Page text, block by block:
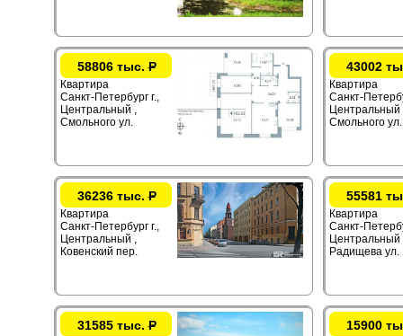
58806 тыс.Р
Квартира
Санкт-Петербург г.,
Центральный ,
Смольного ул.
43002
Квартира
Санкт-
Центральный
Смольного ул.
36236 тыс.Р
Квартира
Санкт-Петербург г.,
Центральный ,
Ковенский пер.
55581
Квартира
Санкт-
Центральный
Радищева ул.
31585 тыс.Р 15900